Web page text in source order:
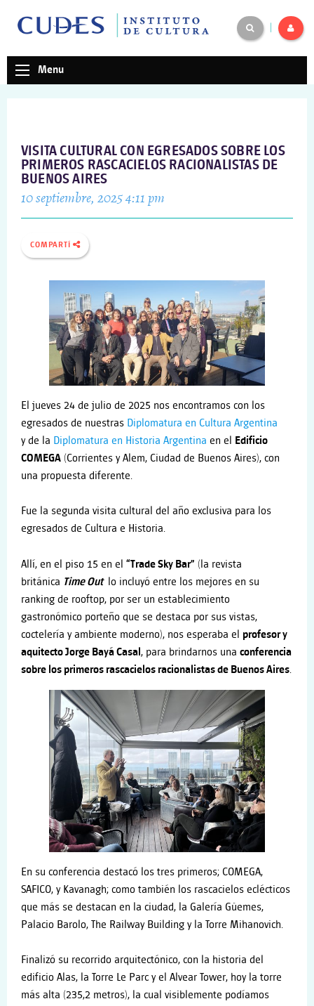
Menu
VISITA CULTURAL CON EGRESADOS SOBRE LOS
PRIMEROS RASCACIELOS RACIONALISTAS DE
BUENOS AIRES
10 septiembre, 2025 4:11 pm
COMPARTÍ
El jueves 24 de julio de 2025 nos encontramos con los
egresados de nuestras Diplomatura en Cultura Argentina
y de la Diplomatura en Historia Argentina en el
Edificio
COMEGA (Corrientes y Alem, Ciudad de Buenos Aires), con
una propuesta diferente.
Fue la segunda visita cultural del año exclusiva para los
egresados de Cultura e Historia.
Allí, en el piso 15 en el “Trade Sky Bar” (la revista
británica Time Out lo incluyó entre los mejores en su
ranking de rooftop, por ser un establecimiento
gastronómico porteño que se destaca por sus vistas,
coctelería y ambiente moderno), nos esperaba el profesor y
aquitecto Jorge Bayá Casal , para brindarnos una conferencia
sobre los primeros rascacielos racionalistas de Buenos Aires.
En su conferencia destacó los tres primeros; COMEGA,
SAFICO, y Kavanagh; como también los rascacielos eclécticos
que más se destacan en la ciudad, la Galería Güemes,
Palacio Barolo, The Railway Building y la Torre Mihanovich.
Finalizó su recorrido arquitectónico, con la historia del
edificio Alas, la Torre Le Parc y el Alvear Tower, hoy la torre
más alta (235,2 metros), la cual visiblemente podíamos